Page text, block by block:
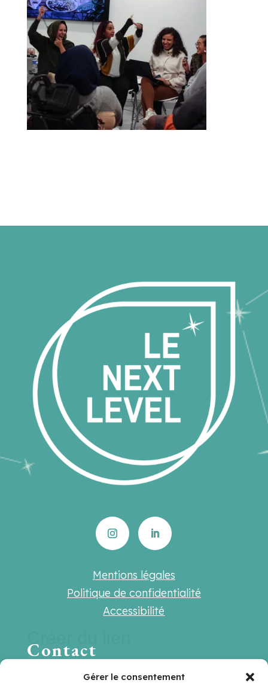
Gérer le consentement
Mentions légales
Politique de confidentialité
Accessibilité
Contact
Une question ? Une suggestion ? Une